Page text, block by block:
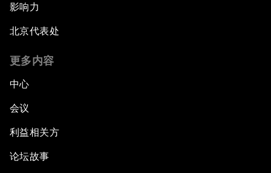
影响力
北京代表处
更多内容
中心
会议
利益相关方
论坛故事